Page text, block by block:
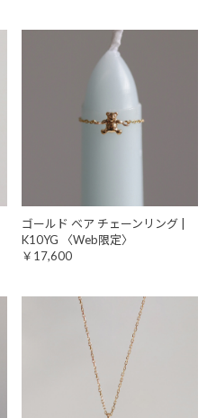
ゴールド ベア チェーンリング |
K10YG 〈Web限定〉
￥17,600